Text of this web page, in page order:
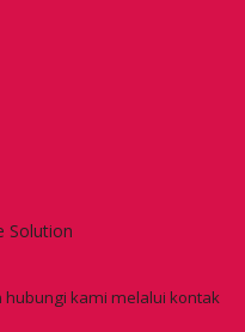
Solution
hubungi kami melalui kontak